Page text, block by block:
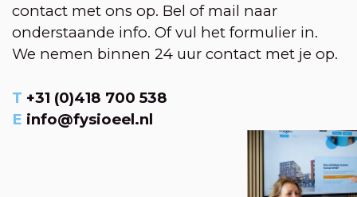
contact met ons op. Bel of mail naar
onderstaande info. Of vul het formulier in.
We nemen binnen 24 uur contact met je op.
T +31 (0)418 700 538
E info@fysioeel.nl